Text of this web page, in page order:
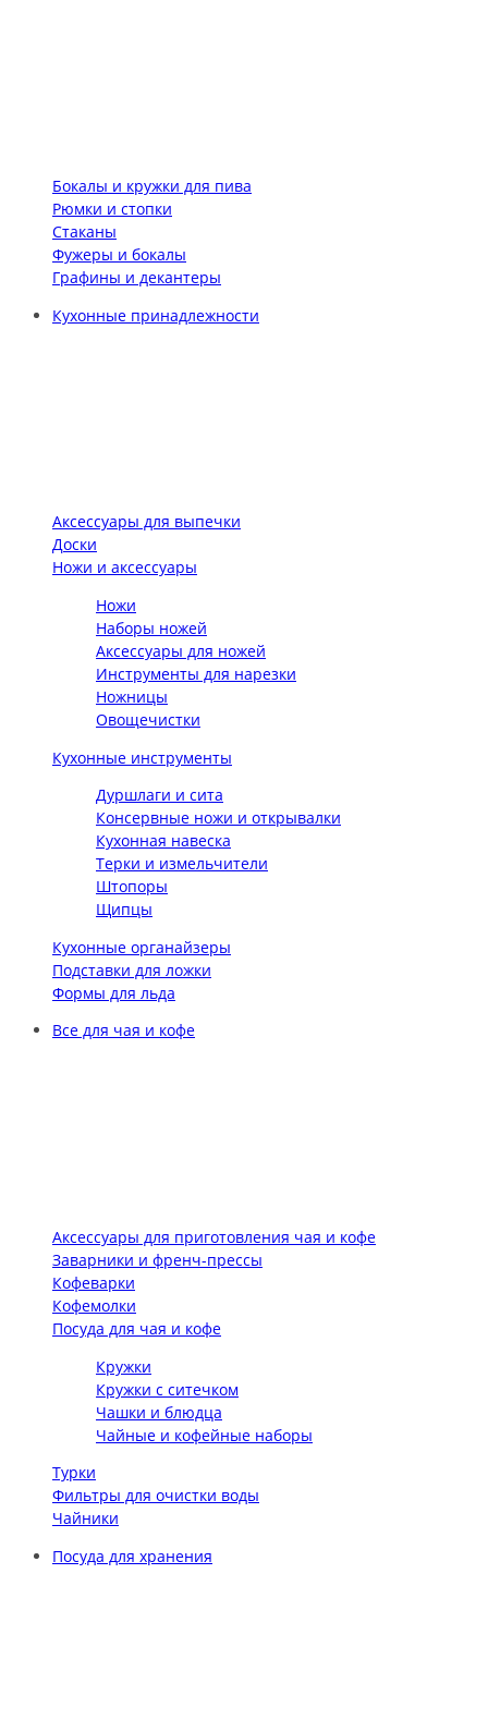
Бокалы и кружки для пива
Рюмки и стопки
Стаканы
Фужеры и бокалы
Графины и декантеры
Кухонные принадлежности
Аксессуары для выпечки
Доски
Ножи и аксессуары
Ножи
Наборы ножей
Аксессуары для ножей
Инструменты для нарезки
Ножницы
Овощечистки
Кухонные инструменты
Дуршлаги и сита
Консервные ножи и открывалки
Кухонная навеска
Терки и измельчители
Штопоры
Щипцы
Кухонные органайзеры
Подставки для ложки
Формы для льда
Все для чая и кофе
Аксессуары для приготовления чая и кофе
Заварники и френч-прессы
Кофеварки
Кофемолки
Посуда для чая и кофе
Кружки
Кружки с ситечком
Чашки и блюдца
Чайные и кофейные наборы
Турки
Фильтры для очистки воды
Чайники
Посуда для хранения